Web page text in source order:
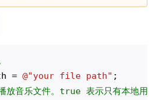
= @"your file path"
音乐文件。true 表示只有本地用